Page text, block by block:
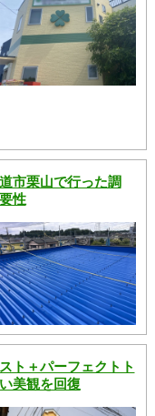
市栗山で行った調
性
ト＋パーフェクトト
美観を回復